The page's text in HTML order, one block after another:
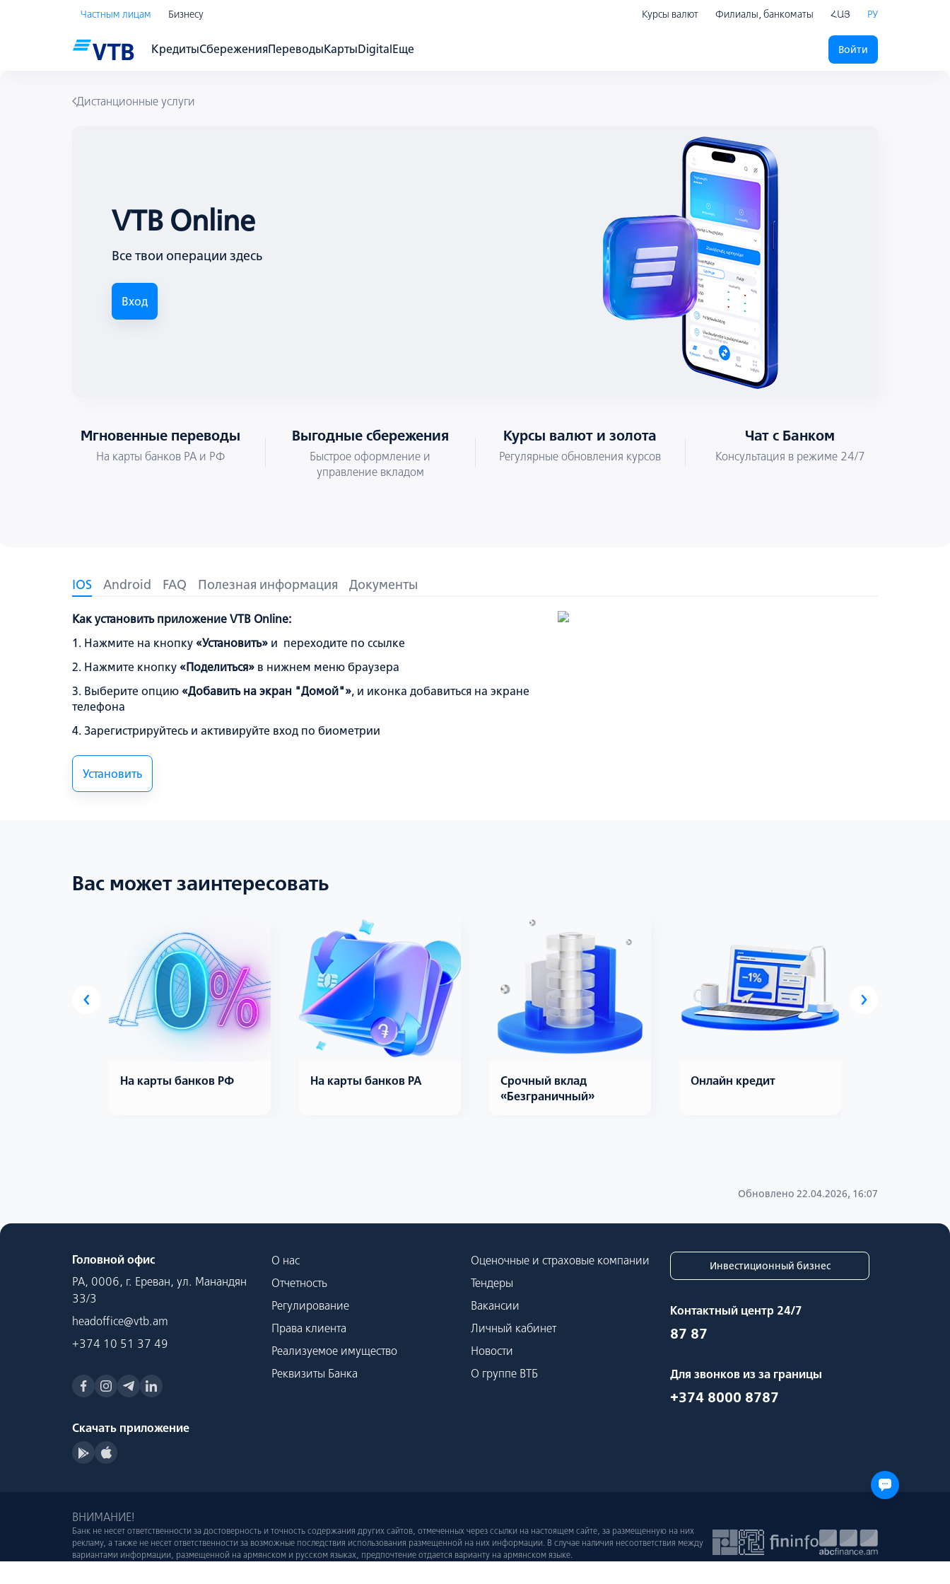
Частным лицам Бизнесу Курсы валют Филиалы, банкоматы ՀԱՅ РУ
КредитыСбереженияПереводыКартыDigitalЕще Войти
Дистанционные услуги
VTB Online
Все твои операции здесь
Вход
Мгновенные переводы
На карты банков РА и РФ
Выгодные сбережения
Быстрое оформление и
управление вкладом
Курсы валют и золота
Регулярные обновления курсов
Чат с Банком
Консультация в режиме 24/7
IOS Android FAQ Полезная информация Документы
Как установить приложение VTB Online:
1. Нажмите на кнопку «Установить» и переходите по ссылке
2. Нажмите кнопку «Поделиться» в нижнем меню браузера
3. Выберите опцию «Добавить на экран "Домой"», и иконка добавиться на экране
телефона
4. Зарегистрируйтесь и активируйте вход по биометрии
Установить
Вас может заинтересовать
На карты банков РФ На карты банков РА
Срочный вклад
«Безграничный»
Онлайн кредит
‹ ›
Обновлено 22.04.2026, 16:07
Головной офис
РА, 0006, г. Ереван, ул. Манандян
33/3
headoffice@vtb.am
+374 10 51 37 49
Скачать приложение
О нас
Отчетность
Регулирование
Права клиента
Реализуемое имущество
Реквизиты Банка
Оценочные и страховые компании
Тендеры
Вакансии
Личный кабинет
Новости
О группе ВТБ
Инвестиционный бизнес
Контактный центр 24/7
87 87
Для звонков из за границы
+374 8000 8787
ВНИМАНИЕ!
Банк не несет ответственности за достоверность и точность содержания других сайтов, отмеченных через ссылки на настоящем сайте, за размещенную на них
рекламу, а также не несет ответственности за возможные последствия использования размещенной на них информации. В случае наличия несоответствия между
вариантами информации, размещенной на армянском и русском языках, предпочтение отдается варианту на армянском языке.